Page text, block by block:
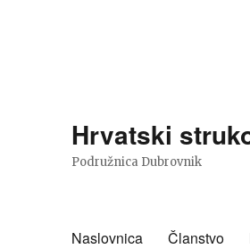
Hrvatski
Podružnica Dubrovnik
Naslovnica Članstvo